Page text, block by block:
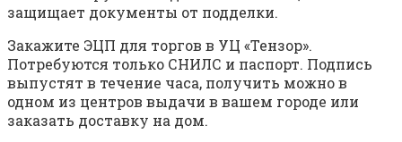
защищает документы от подделки.
Закажите ЭЦП для торгов в УЦ «Тензор».
Потребуются только СНИЛС и паспорт. Подпись
выпустят в течение часа, получить можно в
одном из центров выдачи в вашем городе или
заказать доставку на дом.